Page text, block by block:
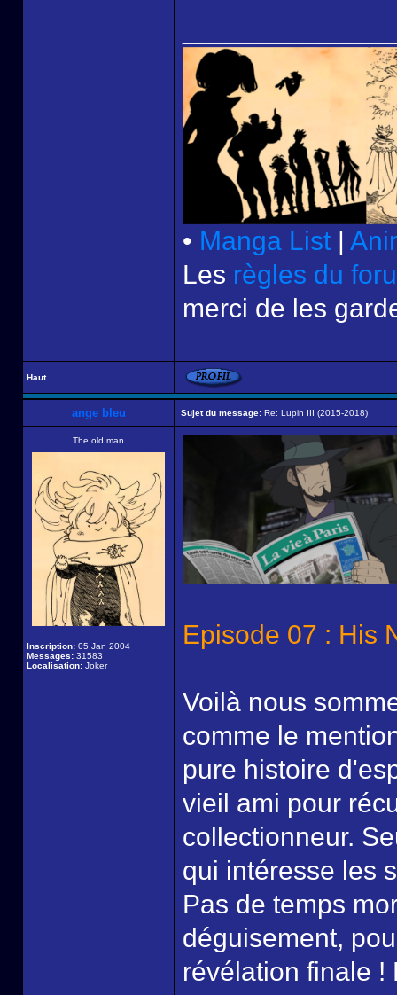
• Manga List |
Les règles du
merci de les
Haut
ange bleu Sujet du message: Re: Lupin III (2015-2018)
The old man
Inscription: 05 Jan 2004
Messages: 31583
Localisation: Joker
Episode 07 : His
Voilà nous
comme le
pure histoire
vieil ami pour
collectionneur.
qui intéresse les
Pas de temps
déguisement,
révélation finale !